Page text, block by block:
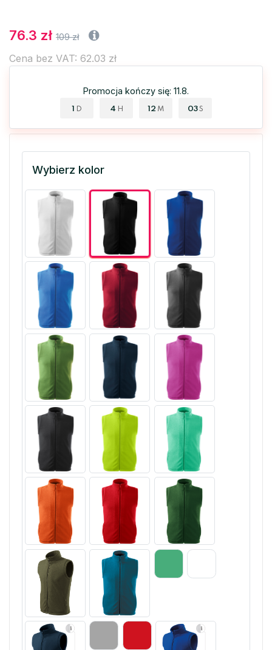
76.3 zł 109 zł
Cena bez VAT: 62.03 zł
Promocja kończy się: 11.8.
1 D 4 H 12 M 03 S
Wybierz kolor